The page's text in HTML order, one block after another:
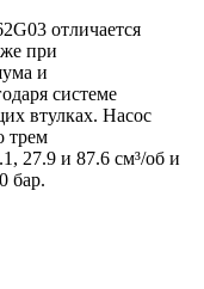
отличается
при
и
системе
втулках. Насос
трем
27.9 и 87.6 см³/об и
бар.